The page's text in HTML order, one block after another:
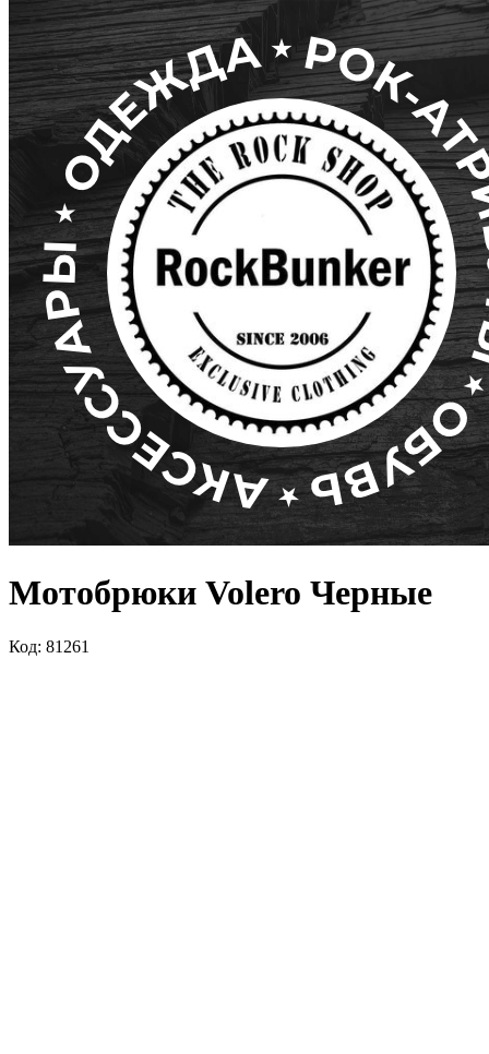
Мотобрюки Volero Черные
Код: 81261